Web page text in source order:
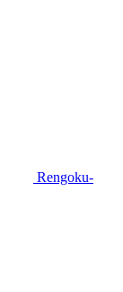
Rengoku-